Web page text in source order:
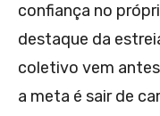
confiança no
destaque da
coletivo vem
a meta é sair de